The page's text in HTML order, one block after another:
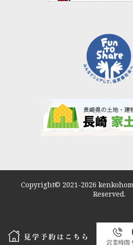
Copyright© 2021-2026
Reserved.